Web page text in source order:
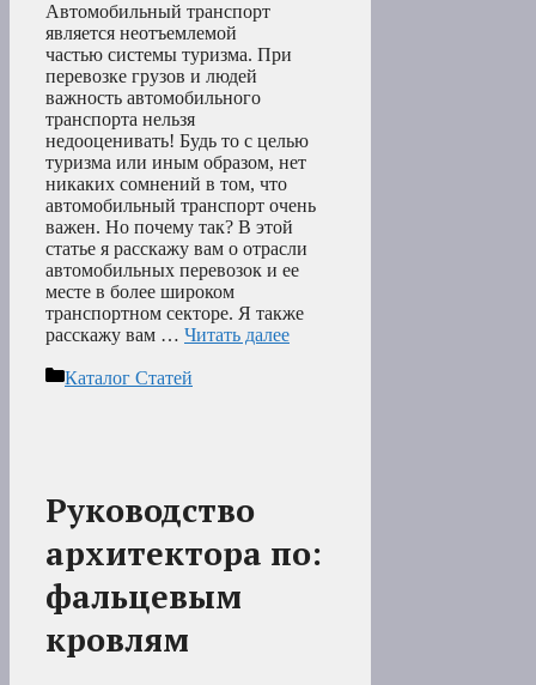
Автомобильный транспорт
является неотъемлемой
частью системы туризма. При
перевозке грузов и людей
важность автомобильного
транспорта нельзя
недооценивать! Будь то с целью
туризма или иным образом, нет
никаких сомнений в том, что
автомобильный транспорт очень
важен. Но почему так? В этой
статье я расскажу вам о отрасли
автомобильных перевозок и ее
месте в более широком
транспортном секторе. Я также
расскажу вам … Читать далее
Рубрики
Каталог Статей
Руководство
архитектора по:
фальцевым
кровлям